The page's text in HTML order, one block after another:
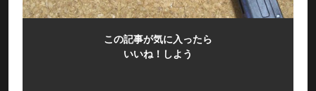
この記事が気に入ったら
いいね！しよう